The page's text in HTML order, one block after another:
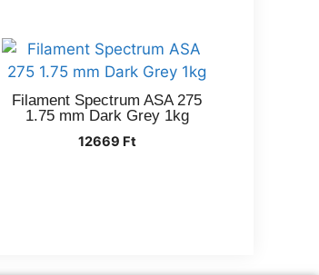
Filament Spectrum ASA 275
1.75 mm Dark Grey 1kg
12669 Ft